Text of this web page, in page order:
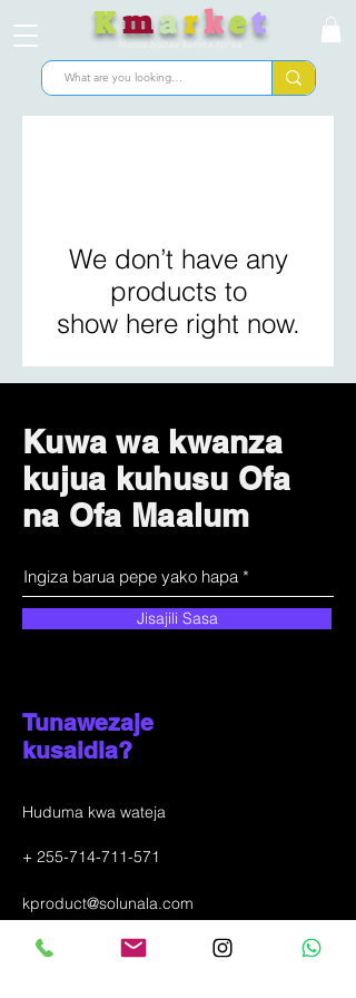
Kmarket
Nunua bidhaa kutoka Korea
We don’t have any
products to
show here right now.
Kuwa wa kwanza
kujua kuhusu Ofa
na Ofa Maalum
Jisajili Sasa
Tunawezaje
kusaidia?
Huduma kwa wateja
+ 255-714-711-571
kproduct@solunala.com
Mji wa Incheon, Ganseok-dong 433-4